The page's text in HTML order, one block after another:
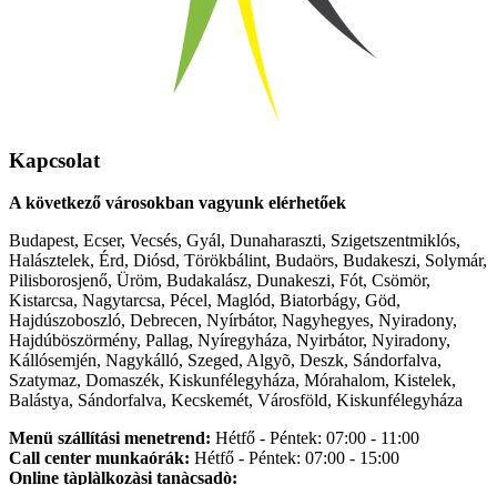
Kapcsolat
A következő városokban vagyunk elérhetőek
Budapest, Ecser, Vecsés, Gyál, Dunaharaszti, Szigetszentmiklós,
Halásztelek, Érd, Diósd, Törökbálint, Budaörs, Budakeszi, Solymár,
Pilisborosjenő, Üröm, Budakalász, Dunakeszi, Fót, Csömör,
Kistarcsa, Nagytarcsa, Pécel, Maglód, Biatorbágy, Göd,
Hajdúszoboszló, Debrecen, Nyírbátor, Nagyhegyes, Nyiradony,
Hajdúböszörmény, Pallag, Nyíregyháza, Nyirbátor, Nyiradony,
Kállósemjén, Nagykálló, Szeged, Algyõ, Deszk, Sándorfalva,
Szatymaz, Domaszék, Kiskunfélegyháza, Mórahalom, Kistelek,
Balástya, Sándorfalva, Kecskemét, Városföld, Kiskunfélegyháza
Menü szállítási menetrend: Hétfő - Péntek: 07:00 - 11:00
Call center munkaórák: Hétfő - Péntek: 07:00 - 15:00
Online tàplàlkozàsi tanàcsadò: